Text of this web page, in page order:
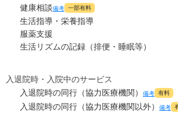
健康相談備考 一部有料
生活指導・栄養指導
服薬支援
生活リズムの記録（排便・睡眠等）
入退院時・入院中のサービス
入退院時の同行（協力医療機関） 備考 有料
入退院時の同行（協力医療機関以外） 備考